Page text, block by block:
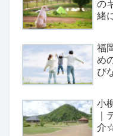
の
緒
福
め
び
小
｜
介